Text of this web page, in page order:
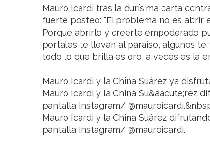
Mauro Icardi tras la durísima carta
fuerte posteo: "El problema no es abrir
Porque abrirlo y creerte empoderado
portales te llevan al paraíso, algunos
todo lo que brilla es oro, a veces es la
Mauro Icardi y la China Suárez ya
Mauro Icardi y la China Su&aacute;rez
pantalla Instagram/
Mauro Icardi y la China Suárez
pantalla Instagram/ @mauroicardi.